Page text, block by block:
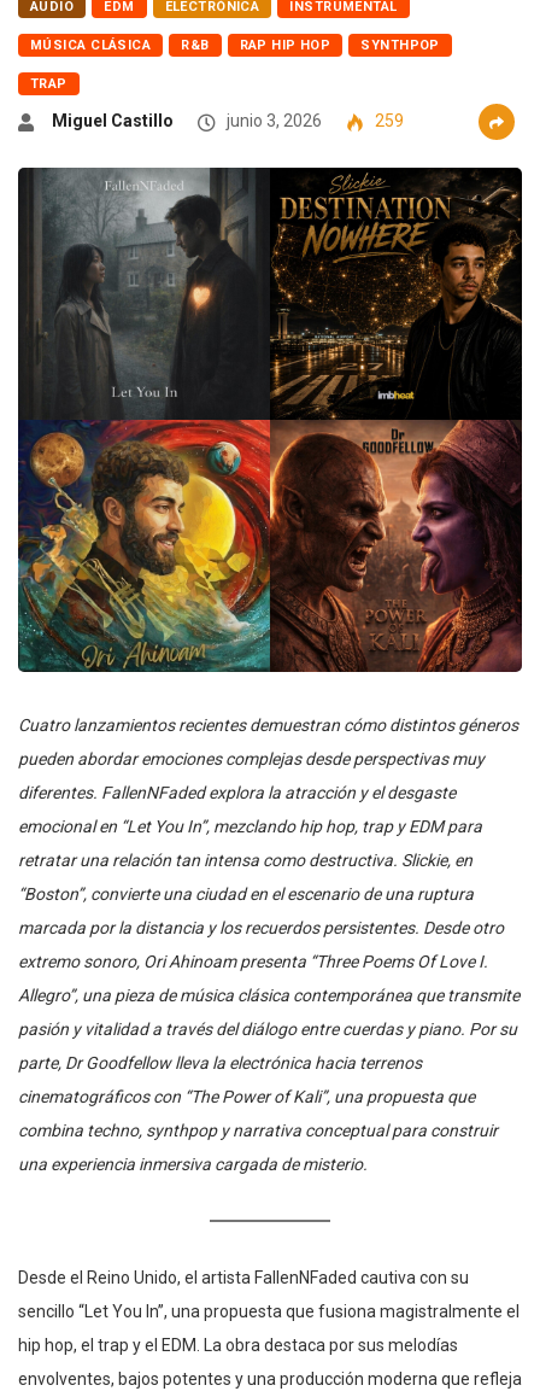
AUDIO EDM ELECTRÓNICA INSTRUMENTAL
MÚSICA CLÁSICA R&B RAP HIP HOP SYNTHPOP
TRAP
Miguel Castillo junio 3, 2026 259
Cuatro lanzamientos recientes demuestran cómo distintos géneros
pueden abordar emociones complejas desde perspectivas muy
diferentes. FallenNFaded explora la atracción y el desgaste
emocional en “Let You In”, mezclando hip hop, trap y EDM para
retratar una relación tan intensa como destructiva. Slickie, en
“Boston”, convierte una ciudad en el escenario de una ruptura
marcada por la distancia y los recuerdos persistentes. Desde otro
extremo sonoro, Ori Ahinoam presenta “Three Poems Of Love I.
Allegro”, una pieza de música clásica contemporánea que transmite
pasión y vitalidad a través del diálogo entre cuerdas y piano. Por su
parte, Dr Goodfellow lleva la electrónica hacia terrenos
cinematográficos con “The Power of Kali”, una propuesta que
combina techno, synthpop y narrativa conceptual para construir
una experiencia inmersiva cargada de misterio.
Desde el Reino Unido, el artista FallenNFaded cautiva con su
sencillo “Let You In”, una propuesta que fusiona magistralmente el
hip hop, el trap y el EDM. La obra destaca por sus melodías
envolventes, bajos potentes y una producción moderna que refleja